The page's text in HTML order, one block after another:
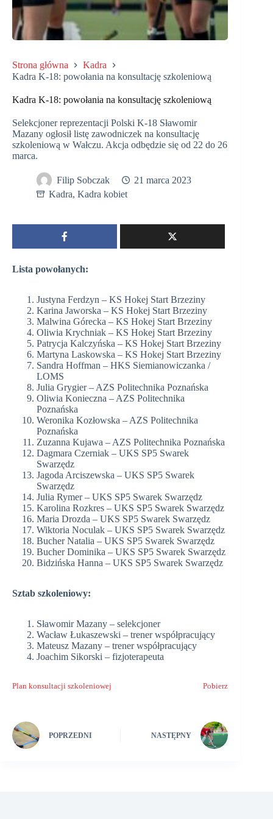
Strona główna
Kadra
Kadra K-18: powołania na konsultację szkoleniową
Kadra K-18: powołania na konsultację szkoleniową
Selekcjoner reprezentacji Polski K-18 Sławomir
Mazany ogłosił listę zawodniczek na konsultację
szkoleniową w Wałczu. Akcja odbędzie się od 22 do 26
marca.
Filip Sobczak
21 marca 2023
Kadra, Kadra kobiet
Lista powołanych:
Justyna Ferdzyn – KS Hokej Start Brzeziny
Karina Jaworska – KS Hokej Start Brzeziny
Malwina Górecka – KS Hokej Start Brzeziny
Oliwia Krychniak – KS Hokej Start Brzeziny
Patrycja Kalczyńska – KS Hokej Start Brzeziny
Martyna Laskowska – KS Hokej Start Brzeziny
Sandra Hoffman – HKS Siemianowiczanka /
LOMS
Julia Grygier – AZS Politechnika Poznańska
Oliwia Konieczna – AZS Politechnika
Poznańska
Weronika Kozłowska – AZS Politechnika
Poznańska
Zuzanna Kujawa – AZS Politechnika Poznańska
Dagmara Czerniak – UKS SP5 Swarek
Swarzędz
Jagoda Arciszewska – UKS SP5 Swarek
Swarzędz
Julia Rymer – UKS SP5 Swarek Swarzędz
Karolina Rozkres – UKS SP5 Swarek Swarzędz
Maria Drozda – UKS SP5 Swarek Swarzędz
Wiktoria Noculak – UKS SP5 Swarek Swarzędz
Bucher Natalia – UKS SP5 Swarek Swarzędz
Bucher Dominika – UKS SP5 Swarek Swarzędz
Bidzińska Hanna – UKS SP5 Swarek Swarzędz
Sztab szkoleniowy:
Sławomir Mazany – selekcjoner
Wacław Łukaszewski – trener współpracujący
Mateusz Mazany – trener współpracujący
Joachim Sikorski – fizjoterapeuta
Plan konsultacji szkoleniowej Pobierz
POPRZEDNI NASTĘPNY